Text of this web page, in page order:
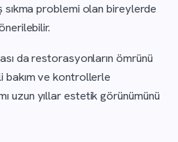
sıkma problemi olan bireylerde
da restorasyonların ömrünü
bakım ve kontrollerle
uzun yıllar estetik görünümünü